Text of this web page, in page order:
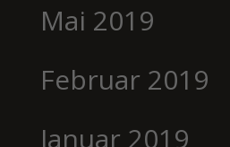
Mai 2019
Februar 2019
Januar 2019